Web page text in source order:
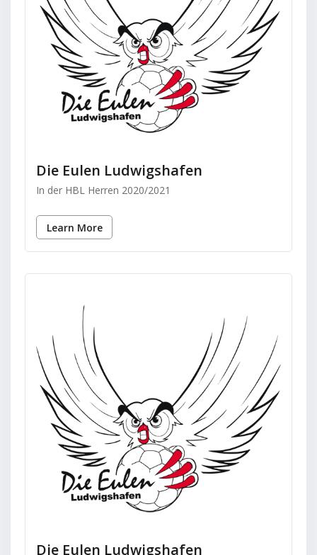
Die Eulen Ludwigshafen
In der HBL Herren 2020/2021
Learn More
Die Eulen Ludwigshafen